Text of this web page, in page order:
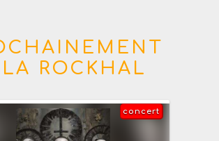
ROCKHAL
concert